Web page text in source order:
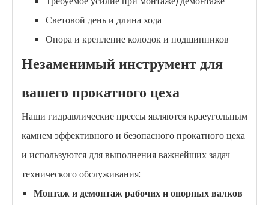
Световой день и длина хода
Опора и крепление колодок и подшипников
Незаменимый инструмент для
вашего прокатного цеха
Наши гидравлические прессы являются краеугольным
камнем эффективного и безопасного прокатного цеха
и используются для выполнения важнейших задач
технического обслуживания:
Монтаж и демонтаж рабочих и опорных валков